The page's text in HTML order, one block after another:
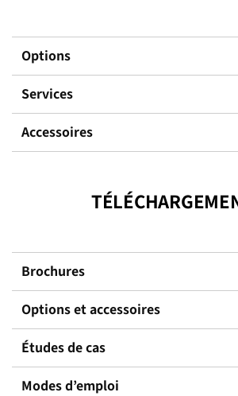
Options
Services
Accessoires
Brochures
Options et accessoires
Études de cas
Modes d’emploi